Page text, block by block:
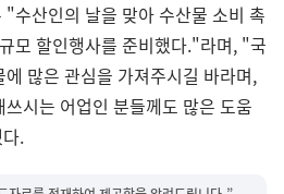
수산인의 날을 맞아 수산물 소비 촉
모 할인행사를 준비했다."라며, "국
많은 관심을 가져주시길 바라며,
시는 어업인 분들께도 많은 도움
.